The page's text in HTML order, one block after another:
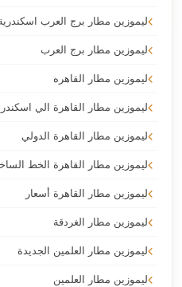
ليموزين مطار برج العرب اسكندرية
ليموزين مطار برج العرب
ليموزين مطار القاهره
ليموزين مطار القاهرة الي اسكندرية
ليموزين مطار القاهرة الدولي
ليموزين مطار القاهرة الخط الساخن
ليموزين مطار القاهرة أسعار
ليموزين مطار الغردقة
ليموزين مطار العلمين الجديدة
ليموزين مطار العلمين